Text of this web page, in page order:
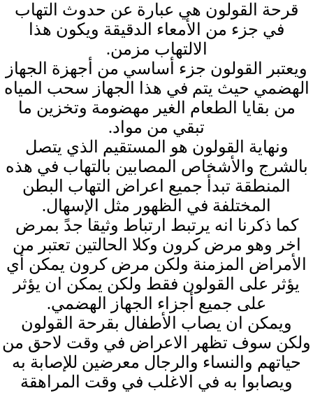
قرحة القولون هي عبارة عن حدوث التهاب
في جزء من الأمعاء الدقيقة ويكون هذا
الالتهاب مزمن.
ويعتبر القولون جزء أساسي من أجهزة الجهاز
الهضمي حيث يتم في هذا الجهاز سحب المياه
من بقايا الطعام الغير مهضومة وتخزين ما
تبقي من مواد.
ونهاية القولون هو المستقيم الذي يتصل
بالشرج والأشخاص المصابين بالتهاب في هذه
المنطقة تبدأ جميع اعراض التهاب البطن
المختلفة في الظهور مثل الإسهال.
كما ذكرنا انه يرتبط ارتباط وثيقا جدً بمرض
اخر وهو مرض كرون وكلا الحالتين تعتبر من
الأمراض المزمنة ولكن مرض كرون يمكن أي
يؤثر على القولون فقط ولكن يمكن ان يؤثر
على جميع أجزاء الجهاز الهضمي.
ويمكن ان يصاب الأطفال بقرحة القولون
ولكن سوف تظهر الاعراض في وقت لاحق من
حياتهم والنساء والرجال معرضين للإصابة به
ويصابوا به في الاغلب في وقت المراهقة